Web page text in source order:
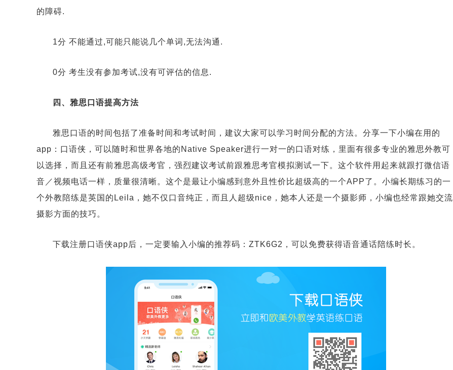
的障碍.
1分 不能通过,可能只能说几个单词,无法沟通.
0分 考生没有参加考试,没有可评估的信息.
四、雅思口语提高方法
雅思口语的时间包括了准备时间和考试时间，建议大家可以学习时间分配的方法。分享一下小编在用的
app：口语侠，可以随时和世界各地的Native Speaker进行一对一的口语对练，里面有很多专业的雅思外教可
以选择，而且还有前雅思高级考官，强烈建议考试前跟雅思考官模拟测试一下。这个软件用起来就跟打微信语
音／视频电话一样，质量很清晰。这个是最让小编感到意外且性价比超级高的一个APP了。小编长期练习的一
个外教陪练是英国的Leila，她不仅口音纯正，而且人超级nice，她本人还是一个摄影师，小编也经常跟她交流
摄影方面的技巧。
下载注册口语侠app后，一定要输入小编的推荐码：ZTK6G2，可以免费获得语音通话陪练时长。